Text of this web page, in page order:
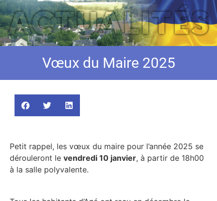
Vœux du Maire 2025
Petit rappel, les vœux du maire pour l’année 2025 se
dérouleront le vendredi 10 janvier, à partir de 18h00
à la salle polyvalente.